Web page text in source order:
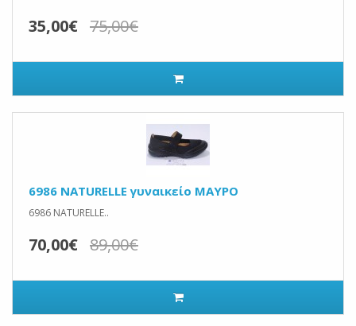
35,00€ 75,00€
6986 NATURELLE γυναικείο ΜΑΥΡΟ
6986 NATURELLE..
70,00€ 89,00€